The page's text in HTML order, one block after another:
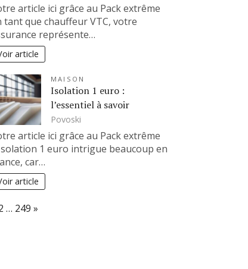
article ici grâce au Pack extrême
tant que chauffeur VTC, votre
représente…
article
MAISON
Isolation 1 euro :
l’essentiel à savoir
Povoski
article ici grâce au Pack extrême
1 euro intrigue beaucoup en
car…
article
… 249 Next
»